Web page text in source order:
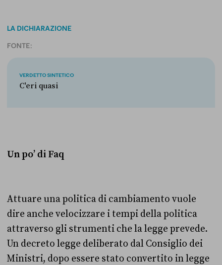
LA DICHIARAZIONE
FONTE:
VERDETTO SINTETICO
C'eri quasi
Un po’ di Faq
Attuare una politica di cambiamento vuole
dire anche velocizzare i tempi della politica
attraverso gli strumenti che la legge prevede.
Un decreto legge deliberato dal Consiglio dei
Ministri, dopo essere stato convertito in legge